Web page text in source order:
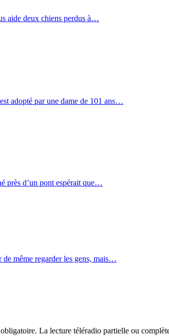
aide deux chiens perdus à…
adopté par une dame de 101 ans…
près d’un pont espérait que…
de même regarder les gens, mais…
La lecture téléradio partielle ou